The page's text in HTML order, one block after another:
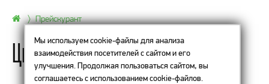
Прейскурант
Цены на нити Aptos
Мы используем cookie-файлы для анализа
взаимодействия посетителей с сайтом и его
улучшения. Продолжая пользоваться сайтом, вы
соглашаетесь с использованием cookie-файлов.